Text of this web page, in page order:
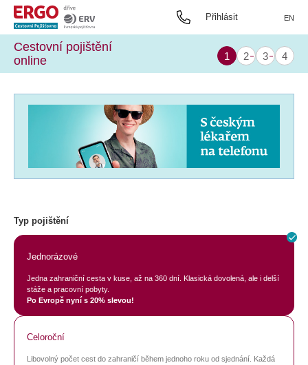
Přihlásit EN
Cestovní pojištění
online
Typ pojištění
Jednorázové
Jedna zahraniční cesta v kuse, až na 360 dní. Klasická dovolená, ale i delší
stáže a pracovní pobyty.
Po Evropě nyní s 20% slevou!
Celoroční
Libovolný počet cest do zahraničí během jednoho roku od sjednání. Každá